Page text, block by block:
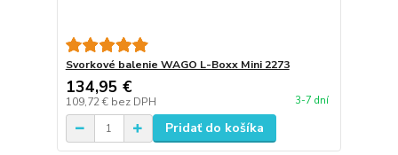
Svorkové balenie WAGO L-Boxx Mini 2273
134,95 €
109,72 € bez DPH 3-7 dní
Pridať do košíka